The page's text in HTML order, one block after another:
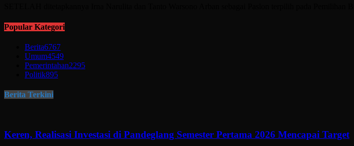
Popular Kategori
Berita6767
Umum4549
Pemerintahan2295
Politik895
Berita Terkini
Keren, Realisasi Investasi di Pandeglang Semester Pertama 2026 Mencapai Target